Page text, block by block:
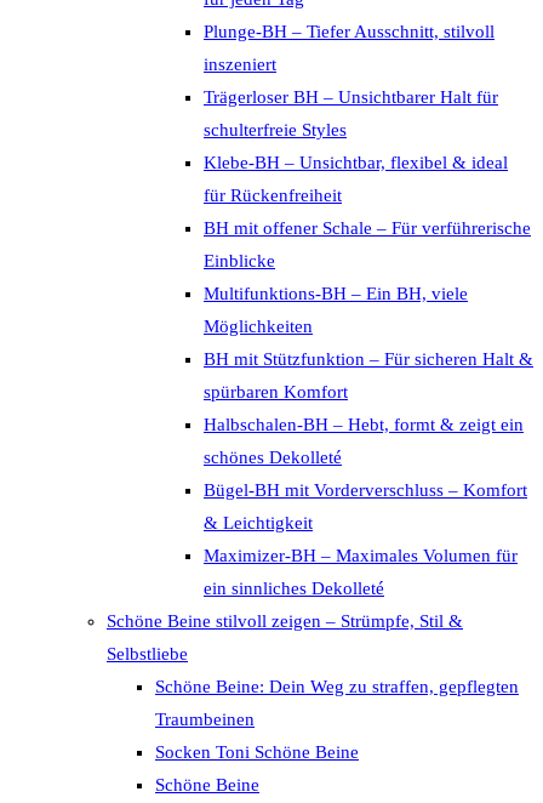
Plunge-BH – Tiefer Ausschnitt, stilvoll
inszeniert
Trägerloser BH – Unsichtbarer Halt für
schulterfreie Styles
Klebe-BH – Unsichtbar, flexibel & ideal
für Rückenfreiheit
BH mit offener Schale – Für verführerische
Einblicke
Multifunktions-BH – Ein BH, viele
Möglichkeiten
BH mit Stützfunktion – Für sicheren Halt &
spürbaren Komfort
Halbschalen-BH – Hebt, formt & zeigt ein
schönes Dekolleté
Bügel-BH mit Vorderverschluss – Komfort
& Leichtigkeit
Maximizer-BH – Maximales Volumen für
ein sinnliches Dekolleté
Schöne Beine stilvoll zeigen – Strümpfe, Stil &
Selbstliebe
Schöne Beine: Dein Weg zu straffen, gepflegten
Traumbeinen
Socken Toni Schöne Beine
Schöne Beine